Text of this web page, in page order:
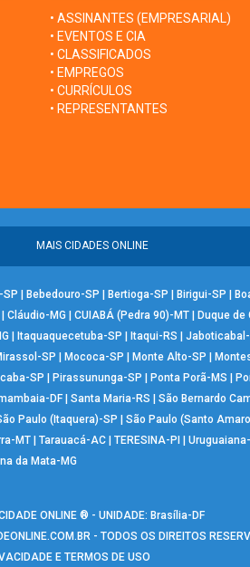
• ASSINANTES (EMPRESARIAL)
• EVENTOS E CIA
• CLASSIFICADOS
• EMPREGOS
• CURRÍCULOS
• REPRESENTANTES
MAIS CIDADES ONLINE
SP | Bebedouro-SP | Bertioga-SP | Birigui-SP |
| Cláudio-MG | CUIABÁ (Pedra 90)-MT | Duque de
| Itaquaquecetuba-SP | Itaqui-RS |
SP | Mococa-SP | Monte Alto-SP |
SP | Pirassununga-SP | Ponta Porã-MS |
DF| Santa Maria-RS | São Bernardo
Paulo (Itaquera)-SP | São Paulo (Santo
MT| Tarauacá-AC| TERESINA-PI |
da Mata-MG
ONLINE ® - UNIDADE: Brasília-DF
- TODOS OS DIREITOS
E TERMOS DE USO